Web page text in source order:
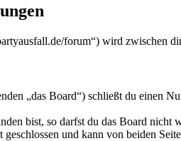
forum“) wird zwischen
„das Board“) schließt du einen
bist, so darfst du das Board
und kann von beiden